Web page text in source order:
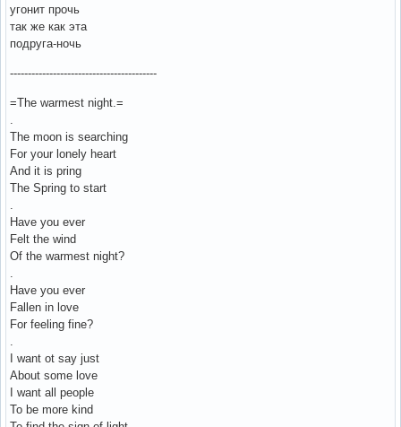
угонит прочь
так же как эта
подруга-ночь
-----------------------------------------
=The warmest night.=
The moon is searching
For your lonely heart
And it is pring
The Spring to start
Have you ever
Felt the wind
Of the warmest night?
Have you ever
Fallen in love
For feeling fine?
I want ot say just
About some love
I want all people
To be more kind